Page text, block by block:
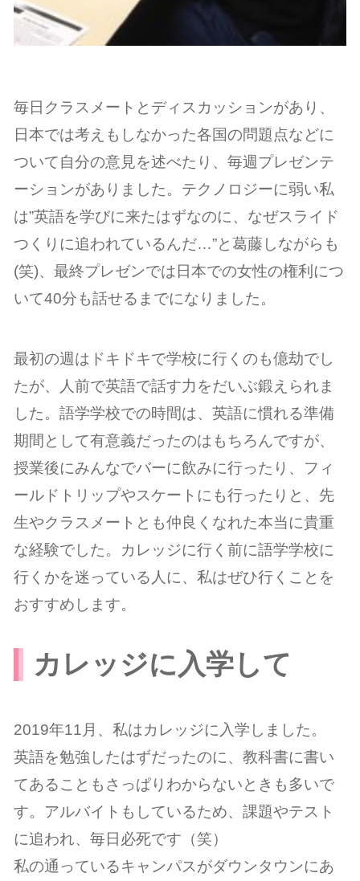
毎日クラスメートとディスカッションがあり、
日本では考えもしなかった各国の問題点などに
ついて自分の意見を述べたり、毎週プレゼンテ
ーションがありました。テクノロジーに弱い私
は”英語を学びに来たはずなのに、なぜスライド
つくりに追われているんだ…”と葛藤しながらも
(笑)、最終プレゼンでは日本での女性の権利につ
いて40分も話せるまでになりました。
最初の週はドキドキで学校に行くのも億劫でし
たが、人前で英語で話す力をだいぶ鍛えられま
した。語学学校での時間は、英語に慣れる準備
期間として有意義だったのはもちろんですが、
授業後にみんなでバーに飲みに行ったり、フィ
ールドトリップやスケートにも行ったりと、先
生やクラスメートとも仲良くなれた本当に貴重
な経験でした。カレッジに行く前に語学学校に
行くかを迷っている人に、私はぜひ行くことを
おすすめします。
カレッジに入学して
2019年11月、私はカレッジに入学しました。
英語を勉強したはずだったのに、教科書に書い
てあることもさっぱりわからないときも多いで
す。アルバイトもしているため、課題やテスト
に追われ、毎日必死です（笑）
私の通っているキャンパスがダウンタウンにあ